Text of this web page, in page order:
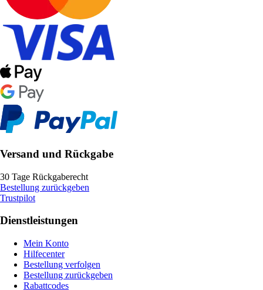
Versand und Rückgabe
30 Tage Rückgaberecht
Bestellung zurückgeben
Trustpilot
Dienstleistungen
Mein Konto
Hilfecenter
Bestellung verfolgen
Bestellung zurückgeben
Rabattcodes